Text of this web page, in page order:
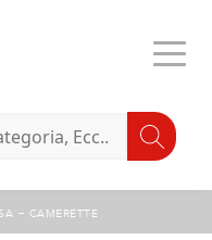
- CAMERETTE